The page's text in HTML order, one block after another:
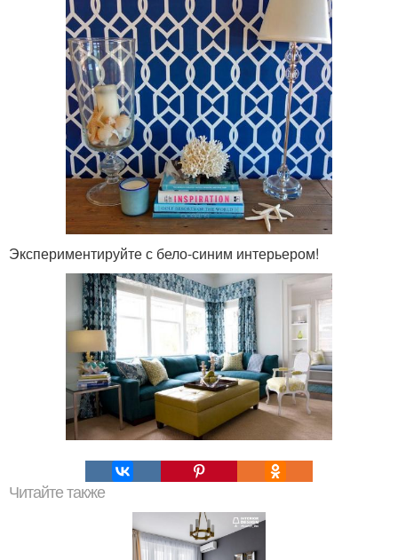
Экспериментируйте с бело-синим интерьером!
Читайте также